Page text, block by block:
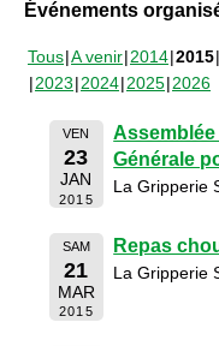
Événements
Tous A venir 2014 2015
2023 2024 2025 2026
VEN
23
JAN
2015
Assemblée
Générale
La Gripperie
SAM
21
MAR
2015
Repas
La Gripperie